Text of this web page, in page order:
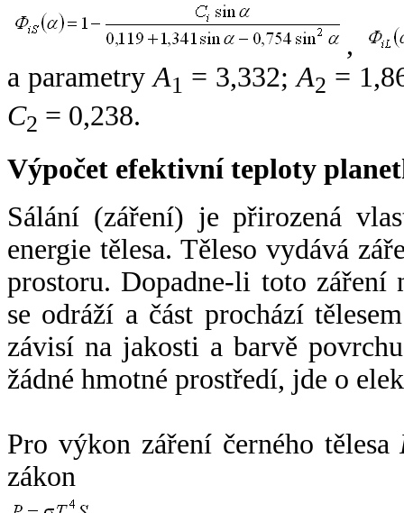
,
a parametryA1 = 3,332;A2 =
C2 = 0,238.
Výpočet efektivní teploty
Sálání (záření) je přirozená
energie tělesa. Těleso vydává
prostoru. Dopadne-li toto záření
se odráží a část prochází
závisí na jakosti a barvě
žádné hmotné prostředí, jde o
Pro výkon záření černého tělesa
zákon